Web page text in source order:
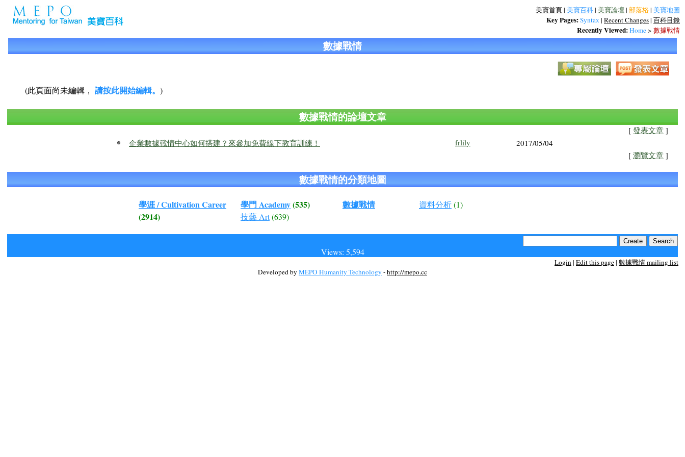
美寶首頁| 美寶百科| 美寶論壇| 部落格| 美寶地圖
Key Pages:Syntax | Recent Changes| 百科目錄
Recently Viewed:Home> 數據戰情
數據戰情
(此頁面尚未編輯， 請按此開始編輯。 )
數據戰情的論壇文章
[ 發表文章 ]
企業數據戰情中心如何搭建？來參加免費線下教育訓練！ frlily 2017/05/04
[ 瀏覽文章 ]
數據戰情的分類地圖
學涯 / Cultivation Career
(2914)
學門 Academy(535)
技藝 Art(639)
數據戰情 資料分析(1)
Views: 5,594
Login| Edit this page| 數據戰情 mailing list
Developed by MEPO Humanity Technology -http://mepo.cc